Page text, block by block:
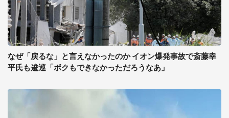
なぜ「戻るな」と言えなかったのか イオン爆発事故で斎藤幸
平氏も逡巡「ボクもできなかっただろうなあ」